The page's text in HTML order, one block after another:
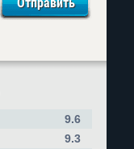
9.6
9.3